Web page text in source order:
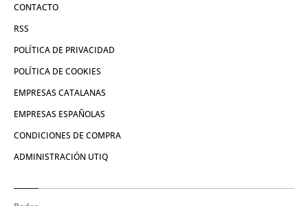
CONTACTO
RSS
POLÍTICA DE PRIVACIDAD
POLÍTICA DE COOKIES
EMPRESAS CATALANAS
EMPRESAS ESPAÑOLAS
CONDICIONES DE COMPRA
ADMINISTRACIÓN UTIQ